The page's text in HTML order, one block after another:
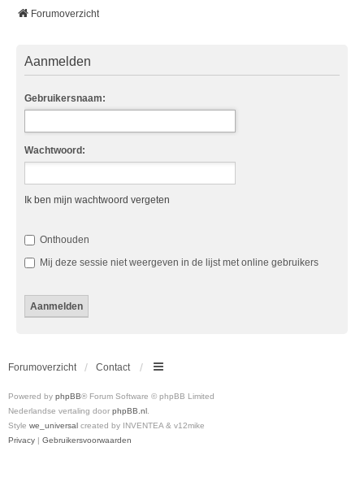
Forumoverzicht
Aanmelden
Gebruikersnaam:
Wachtwoord:
Ik ben mijn wachtwoord vergeten
Onthouden
Mij deze sessie niet weergeven in de lijst met online gebruikers
Forumoverzicht Contact
Powered by phpBB® Forum Software © phpBB Limited
Nederlandse vertaling door phpBB.nl.
Style we_universal created by INVENTEA & v12mike
Privacy | Gebruikersvoorwaarden